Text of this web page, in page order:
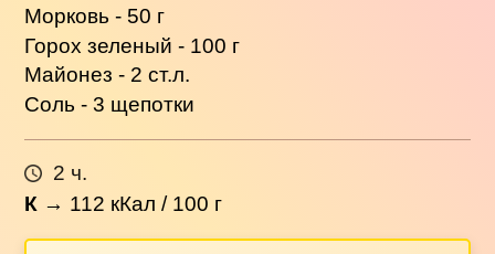
Морковь - 50 г
Горох зеленый - 100 г
Майонез - 2 ст.л.
Соль - 3 щепотки
2 ч.
К → 112 кКал / 100 г